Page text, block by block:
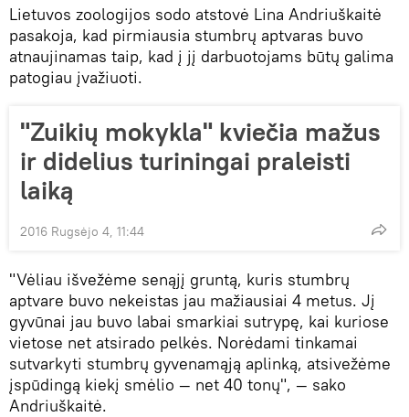
Lietuvos zoologijos sodo atstovė Lina Andriuškaitė
pasakoja, kad pirmiausia stumbrų aptvaras buvo
atnaujinamas taip, kad į jį darbuotojams būtų galima
patogiau įvažiuoti.
"Zuikių mokykla" kviečia mažus
ir didelius turiningai praleisti
laiką
2016 Rugsėjo 4, 11:44
"Vėliau išvežėme senąjį gruntą, kuris stumbrų
aptvare buvo nekeistas jau mažiausiai 4 metus. Jį
gyvūnai jau buvo labai smarkiai sutrypę, kai kuriose
vietose net atsirado pelkės. Norėdami tinkamai
sutvarkyti stumbrų gyvenamąją aplinką, atsivežėme
įspūdingą kiekį smėlio — net 40 tonų", — sako
Andriuškaitė.